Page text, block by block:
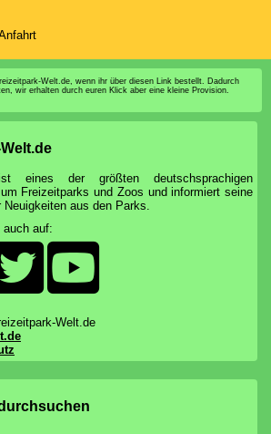
Welt.de, wenn ihr über diesen Link bestellt. Dadurch
wir erhalten durch euren Klick aber eine kleine Provision.
ist eines der größten deutschsprachigen
Freizeitparks und Zoos und informiert seine
Neuigkeiten aus den Parks.
auch auf:
Welt.de